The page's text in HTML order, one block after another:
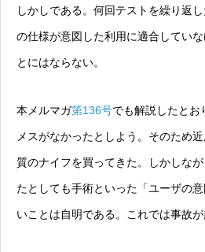
しかしである。何回テストを繰り返
の仕様が意図した利用に適合してい
とにはならない。
本メルマガ第136号でも解説したとお
メスがなかったとしよう。そのため
質のナイフを買ってきた。しかしな
たとしても手術といった「ユーザの
いことは自明である。これでは事故が